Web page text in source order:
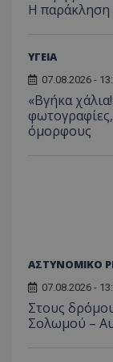
Η παράκληση
ΥΓΕΙΑ
07.08.2026 -
«Βγήκα
όμορφους
ΑΣΤΥΝΟΜΙΚΟ
07.08.2026 -
Στους
Σολωμού –